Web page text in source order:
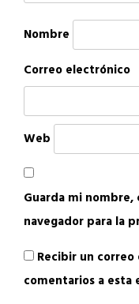
Nombre
Correo electrónico
Web
Guarda mi
navegador para la
Recibir un
comentarios a esta